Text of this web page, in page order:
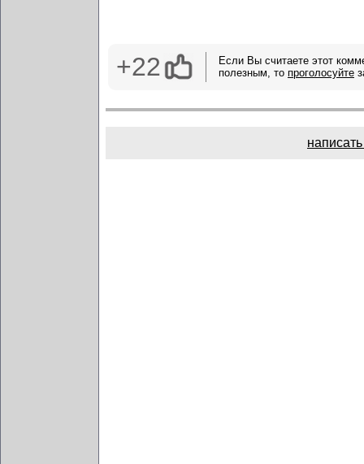
+22
Если Вы считаете этот
полезным, то проголосуйте